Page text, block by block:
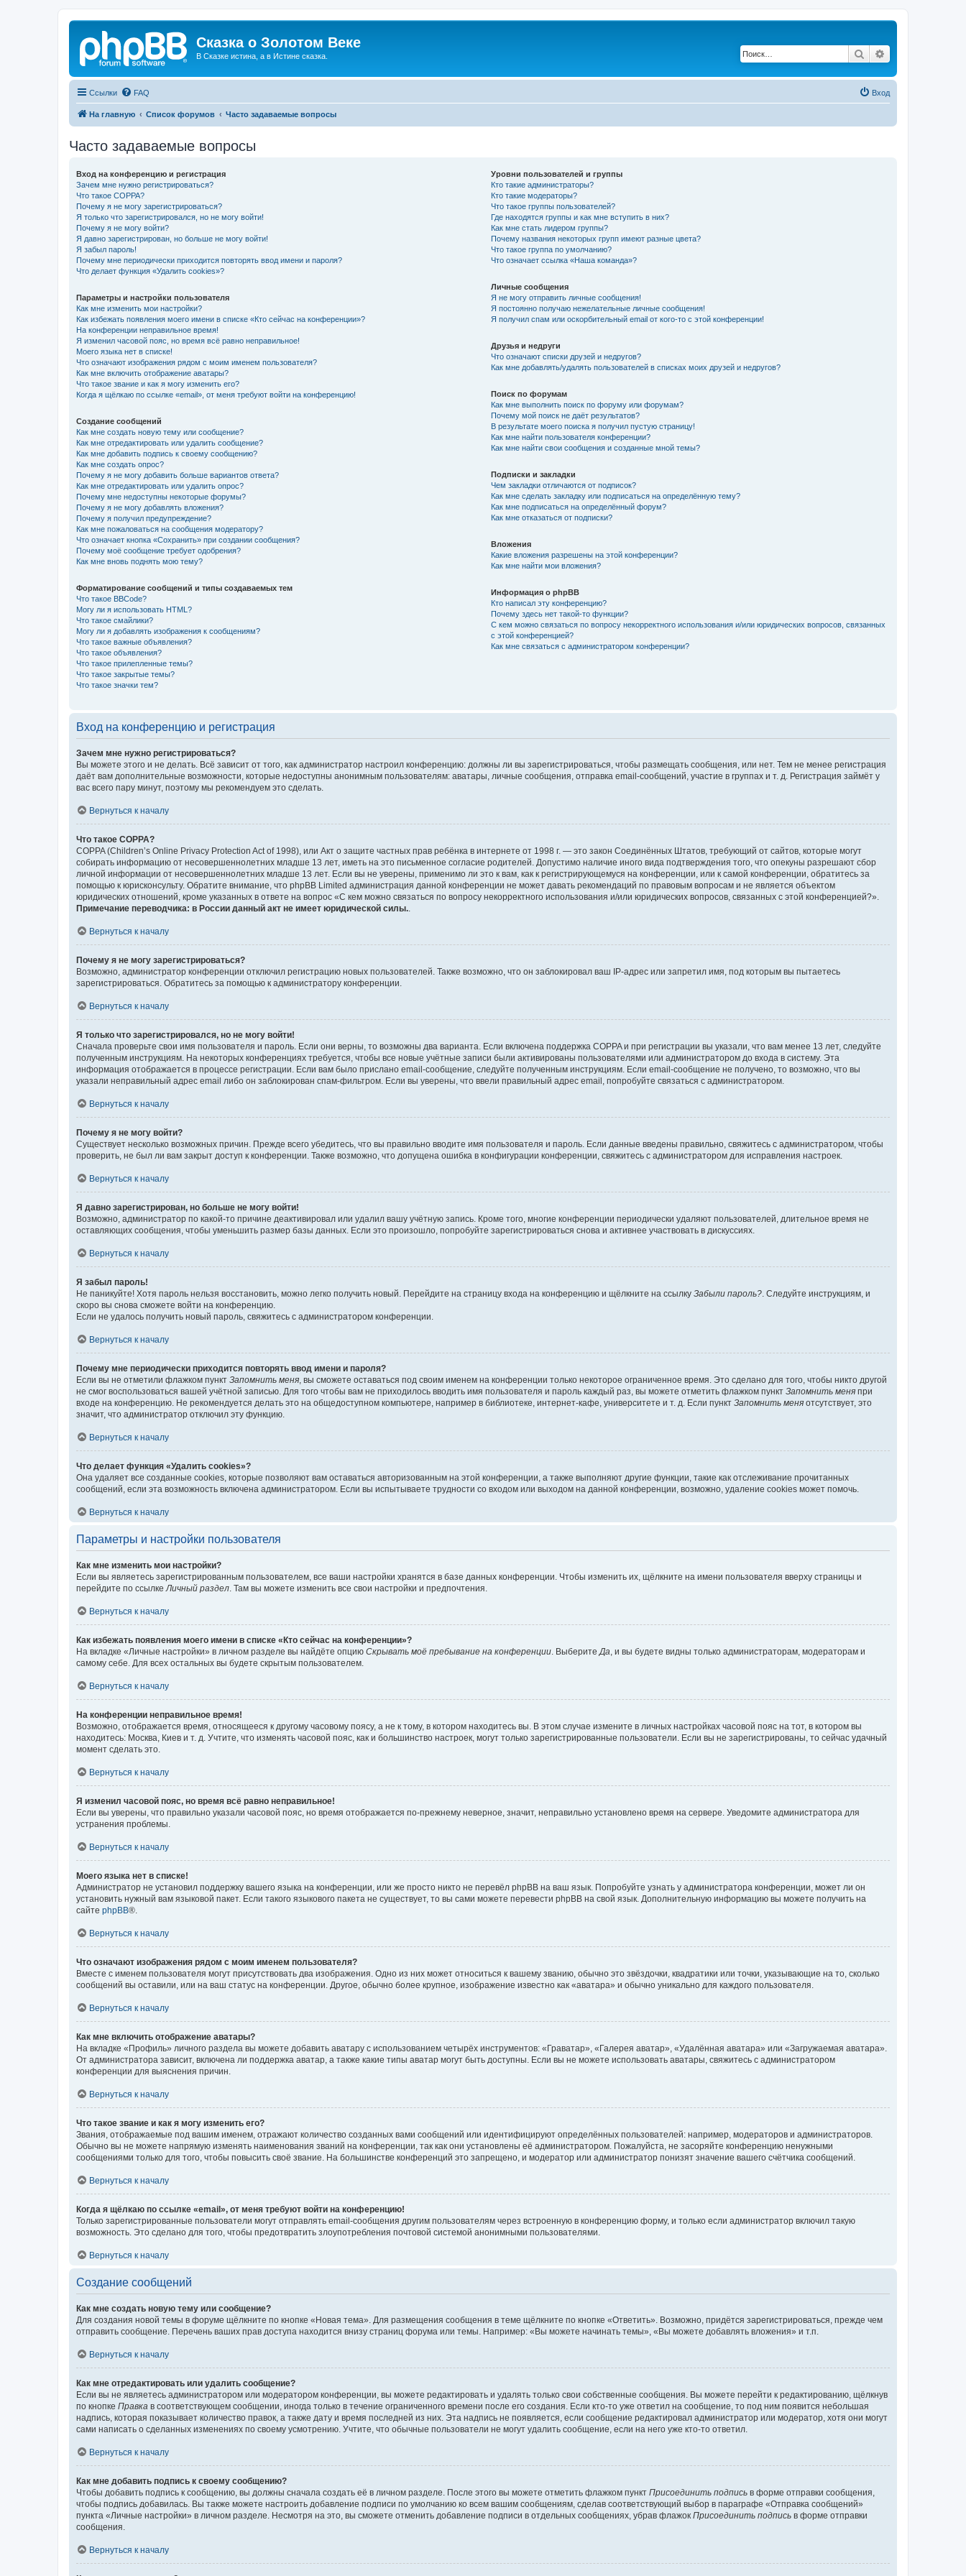
Сказка о Золотом Веке
В Сказке истина, а в Истине сказка. Поиск
Ссылки FAQ Вход
На главную Список форумов Часто задаваемые вопросы
Часто задаваемые вопросы
Вход на конференцию и регистрация
Зачем мне нужно регистрироваться?
Что такое COPPA?
Почему я не могу зарегистрироваться?
Я только что зарегистрировался, но не могу войти!
Почему я не могу войти?
Я давно зарегистрирован, но больше не могу войти!
Я забыл пароль!
Почему мне периодически приходится повторять ввод имени и пароля?
Что делает функция «Удалить cookies»?
Параметры и настройки пользователя
Как мне изменить мои настройки?
Как избежать появления моего имени в списке «Кто сейчас на конференции»?
На конференции неправильное время!
Я изменил часовой пояс, но время всё равно неправильное!
Моего языка нет в списке!
Что означают изображения рядом с моим именем пользователя?
Как мне включить отображение аватары?
Что такое звание и как я могу изменить его?
Когда я щёлкаю по ссылке «email», от меня требуют войти на конференцию!
Создание сообщений
Как мне создать новую тему или сообщение?
Как мне отредактировать или удалить сообщение?
Как мне добавить подпись к своему сообщению?
Как мне создать опрос?
Почему я не могу добавить больше вариантов ответа?
Как мне отредактировать или удалить опрос?
Почему мне недоступны некоторые форумы?
Почему я не могу добавлять вложения?
Почему я получил предупреждение?
Как мне пожаловаться на сообщения модератору?
Что означает кнопка «Сохранить» при создании сообщения?
Почему моё сообщение требует одобрения?
Как мне вновь поднять мою тему?
Форматирование сообщений и типы создаваемых тем
Что такое BBCode?
Могу ли я использовать HTML?
Что такое смайлики?
Могу ли я добавлять изображения к сообщениям?
Что такое важные объявления?
Что такое объявления?
Что такое прилепленные темы?
Что такое закрытые темы?
Что такое значки тем?
Уровни пользователей и группы
Кто такие администраторы?
Кто такие модераторы?
Что такое группы пользователей?
Где находятся группы и как мне вступить в них?
Как мне стать лидером группы?
Почему названия некоторых групп имеют разные цвета?
Что такое группа по умолчанию?
Что означает ссылка «Наша команда»?
Личные сообщения
Я не могу отправить личные сообщения!
Я постоянно получаю нежелательные личные сообщения!
Я получил спам или оскорбительный email от кого-то с этой конференции!
Друзья и недруги
Что означают списки друзей и недругов?
Как мне добавлять/удалять пользователей в списках моих друзей и недругов?
Поиск по форумам
Как мне выполнить поиск по форуму или форумам?
Почему мой поиск не даёт результатов?
В результате моего поиска я получил пустую страницу!
Как мне найти пользователя конференции?
Как мне найти свои сообщения и созданные мной темы?
Подписки и закладки
Чем закладки отличаются от подписок?
Как мне сделать закладку или подписаться на определённую тему?
Как мне подписаться на определённый форум?
Как мне отказаться от подписки?
Вложения
Какие вложения разрешены на этой конференции?
Как мне найти мои вложения?
Информация о phpBB
Кто написал эту конференцию?
Почему здесь нет такой-то функции?
С кем можно связаться по вопросу некорректного использования и/или юридических вопросов, связанных
с этой конференцией?
Как мне связаться с администратором конференции?
Вход на конференцию и регистрация
Зачем мне нужно регистрироваться?
Вы можете этого и не делать. Всё зависит от того, как администратор настроил конференцию: должны ли вы зарегистрироваться, чтобы размещать сообщения, или нет. Тем не менее регистрация
даёт вам дополнительные возможности, которые недоступны анонимным пользователям: аватары, личные сообщения, отправка email-сообщений, участие в группах и т. д. Регистрация займёт у
вас всего пару минут, поэтому мы рекомендуем это сделать.
Вернуться к началу
Что такое COPPA?
COPPA (Children’s Online Privacy Protection Act of 1998), или Акт о защите частных прав ребёнка в интернете от 1998 г. — это закон Соединённых Штатов, требующий от сайтов, которые могут
собирать информацию от несовершеннолетних младше 13 лет, иметь на это письменное согласие родителей. Допустимо наличие иного вида подтверждения того, что опекуны разрешают сбор
личной информации от несовершеннолетних младше 13 лет. Если вы не уверены, применимо ли это к вам, как к регистрирующемуся на конференции, или к самой конференции, обратитесь за
помощью к юрисконсульту. Обратите внимание, что phpBB Limited администрация данной конференции не может давать рекомендаций по правовым вопросам и не является объектом
юридических отношений, кроме указанных в ответе на вопрос «С кем можно связаться по вопросу некорректного использования и/или юридических вопросов, связанных с этой конференцией?».
Примечание переводчика: в России данный акт не имеет юридической силы.
Вернуться к началу
Почему я не могу зарегистрироваться?
Возможно, администратор конференции отключил регистрацию новых пользователей. Также возможно, что он заблокировал ваш IP-адрес или запретил имя, под которым вы пытаетесь
зарегистрироваться. Обратитесь за помощью к администратору конференции.
Вернуться к началу
Я только что зарегистрировался, но не могу войти!
Сначала проверьте свои имя пользователя и пароль. Если они верны, то возможны два варианта. Если включена поддержка COPPA и при регистрации вы указали, что вам менее 13 лет, следуйте
полученным инструкциям. На некоторых конференциях требуется, чтобы все новые учётные записи были активированы пользователями или администратором до входа в систему. Эта
информация отображается в процессе регистрации. Если вам было прислано email-сообщение, следуйте полученным инструкциям. Если email-сообщение не получено, то возможно, что вы
указали неправильный адрес email либо он заблокирован спам-фильтром. Если вы уверены, что ввели правильный адрес email, попробуйте связаться с администратором.
Вернуться к началу
Почему я не могу войти?
Существует несколько возможных причин. Прежде всего убедитесь, что вы правильно вводите имя пользователя и пароль. Если данные введены правильно, свяжитесь с администратором, чтобы
проверить, не был ли вам закрыт доступ к конференции. Также возможно, что допущена ошибка в конфигурации конференции, свяжитесь с администратором для исправления настроек.
Вернуться к началу
Я давно зарегистрирован, но больше не могу войти!
Возможно, администратор по какой-то причине деактивировал или удалил вашу учётную запись. Кроме того, многие конференции периодически удаляют пользователей, длительное время не
оставляющих сообщения, чтобы уменьшить размер базы данных. Если это произошло, попробуйте зарегистрироваться снова и активнее участвовать в дискуссиях.
Вернуться к началу
Я забыл пароль!
Не паникуйте! Хотя пароль нельзя восстановить, можно легко получить новый. Перейдите на страницу входа на конференцию и щёлкните на ссылку Забыли пароль? . Следуйте инструкциям, и
скоро вы снова сможете войти на конференцию.
Если не удалось получить новый пароль, свяжитесь с администратором конференции.
Вернуться к началу
Почему мне периодически приходится повторять ввод имени и пароля?
Если вы не отметили флажком пункт Запомнить меня , вы сможете оставаться под своим именем на конференции только некоторое ограниченное время. Это сделано для того, чтобы никто другой
не смог воспользоваться вашей учётной записью. Для того чтобы вам не приходилось вводить имя пользователя и пароль каждый раз, вы можете отметить флажком пункт Запомнить меня при
входе на конференцию. Не рекомендуется делать это на общедоступном компьютере, например в библиотеке, интернет-кафе, университете и т. д. Если пункт Запомнить меня отсутствует, это
значит, что администратор отключил эту функцию.
Вернуться к началу
Что делает функция «Удалить cookies»?
Она удаляет все созданные cookies, которые позволяют вам оставаться авторизованным на этой конференции, а также выполняют другие функции, такие как отслеживание прочитанных
сообщений, если эта возможность включена администратором. Если вы испытываете трудности со входом или выходом на данной конференции, возможно, удаление cookies может помочь.
Вернуться к началу
Параметры и настройки пользователя
Как мне изменить мои настройки?
Если вы являетесь зарегистрированным пользователем, все ваши настройки хранятся в базе данных конференции. Чтобы изменить их, щёлкните на имени пользователя вверху страницы и
перейдите по ссылке Личный раздел . Там вы можете изменить все свои настройки и предпочтения.
Вернуться к началу
Как избежать появления моего имени в списке «Кто сейчас на конференции»?
На вкладке «Личные настройки» в личном разделе вы найдёте опцию Скрывать моё пребывание на конференции . Выберите Да , и вы будете видны только администраторам, модераторам и
самому себе. Для всех остальных вы будете скрытым пользователем.
Вернуться к началу
На конференции неправильное время!
Возможно, отображается время, относящееся к другому часовому поясу, а не к тому, в котором находитесь вы. В этом случае измените в личных настройках часовой пояс на тот, в котором вы
находитесь: Москва, Киев и т. д. Учтите, что изменять часовой пояс, как и большинство настроек, могут только зарегистрированные пользователи. Если вы не зарегистрированы, то сейчас удачный
момент сделать это.
Вернуться к началу
Я изменил часовой пояс, но время всё равно неправильное!
Если вы уверены, что правильно указали часовой пояс, но время отображается по-прежнему неверное, значит, неправильно установлено время на сервере. Уведомите администратора для
устранения проблемы.
Вернуться к началу
Моего языка нет в списке!
Администратор не установил поддержку вашего языка на конференции, или же просто никто не перевёл phpBB на ваш язык. Попробуйте узнать у администратора конференции, может ли он
установить нужный вам языковой пакет. Если такого языкового пакета не существует, то вы сами можете перевести phpBB на свой язык. Дополнительную информацию вы можете получить на
сайте phpBB®.
Вернуться к началу
Что означают изображения рядом с моим именем пользователя?
Вместе с именем пользователя могут присутствовать два изображения. Одно из них может относиться к вашему званию, обычно это звёздочки, квадратики или точки, указывающие на то, сколько
сообщений вы оставили, или на ваш статус на конференции. Другое, обычно более крупное, изображение известно как «аватара» и обычно уникально для каждого пользователя.
Вернуться к началу
Как мне включить отображение аватары?
На вкладке «Профиль» личного раздела вы можете добавить аватару с использованием четырёх инструментов: «Граватар», «Галерея аватар», «Удалённая аватара» или «Загружаемая аватара».
От администратора зависит, включена ли поддержка аватар, а также какие типы аватар могут быть доступны. Если вы не можете использовать аватары, свяжитесь с администратором
конференции для выяснения причин.
Вернуться к началу
Что такое звание и как я могу изменить его?
Звания, отображаемые под вашим именем, отражают количество созданных вами сообщений или идентифицируют определённых пользователей: например, модераторов и администраторов.
Обычно вы не можете напрямую изменять наименования званий на конференции, так как они установлены её администратором. Пожалуйста, не засоряйте конференцию ненужными
сообщениями только для того, чтобы повысить своё звание. На большинстве конференций это запрещено, и модератор или администратор понизят значение вашего счётчика сообщений.
Вернуться к началу
Когда я щёлкаю по ссылке «email», от меня требуют войти на конференцию!
Только зарегистрированные пользователи могут отправлять email-сообщения другим пользователям через встроенную в конференцию форму, и только если администратор включил такую
возможность. Это сделано для того, чтобы предотвратить злоупотребления почтовой системой анонимными пользователями.
Вернуться к началу
Создание сообщений
Как мне создать новую тему или сообщение?
Для создания новой темы в форуме щёлкните по кнопке «Новая тема». Для размещения сообщения в теме щёлкните по кнопке «Ответить». Возможно, придётся зарегистрироваться, прежде чем
отправить сообщение. Перечень ваших прав доступа находится внизу страниц форума или темы. Например: «Вы можете начинать темы», «Вы можете добавлять вложения» и т.п.
Вернуться к началу
Как мне отредактировать или удалить сообщение?
Если вы не являетесь администратором или модератором конференции, вы можете редактировать и удалять только свои собственные сообщения. Вы можете перейти к редактированию, щёлкнув
по кнопке Правка в соответствующем сообщении, иногда только в течение ограниченного времени после его создания. Если кто-то уже ответил на сообщение, то под ним появится небольшая
надпись, которая показывает количество правок, а также дату и время последней из них. Эта надпись не появляется, если сообщение редактировал администратор или модератор, хотя они могут
сами написать о сделанных изменениях по своему усмотрению. Учтите, что обычные пользователи не могут удалить сообщение, если на него уже кто-то ответил.
Вернуться к началу
Как мне добавить подпись к своему сообщению?
Чтобы добавить подпись к сообщению, вы должны сначала создать её в личном разделе. После этого вы можете отметить флажком пункт Присоединить подпись в форме отправки сообщения,
чтобы подпись добавилась. Вы также можете настроить добавление подписи по умолчанию ко всем вашим сообщениям, сделав соответствующий выбор в параграфе «Отправка сообщений»
пункта «Личные настройки» в личном разделе. Несмотря на это, вы сможете отменить добавление подписи в отдельных сообщениях, убрав флажок Присоединить подпись в форме отправки
сообщения.
Вернуться к началу